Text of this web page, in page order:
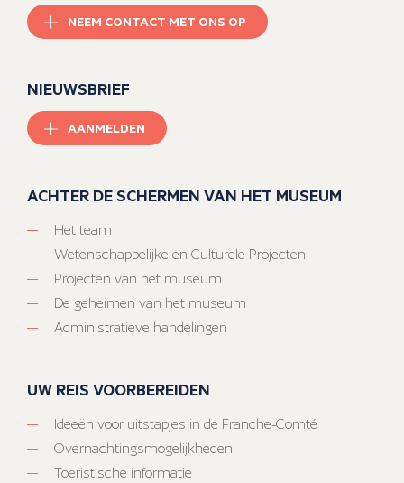
NEEM CONTACT MET ONS OP
NIEUWSBRIEF
AANMELDEN
ACHTER DE SCHERMEN VAN HET MUSEUM
Het team
Wetenschappelijke en Culturele Projecten
Projecten van het museum
De geheimen van het museum
Administratieve handelingen
UW REIS VOORBEREIDEN
Ideeën voor uitstapjes in de Franche-Comté
Overnachtingsmogelijkheden
Toeristische informatie